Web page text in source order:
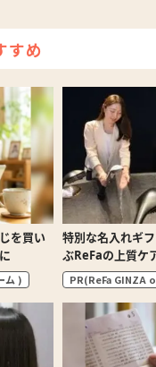
すめ
を買い
ム )
特別な名入れギ
ぶReFaの上質ケ
PR(ReFa GINZA